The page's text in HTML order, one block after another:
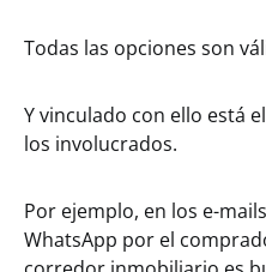
Todas las opciones son
Y vinculado con ello está
los involucrados.
Por ejemplo, en los e-
WhatsApp por el